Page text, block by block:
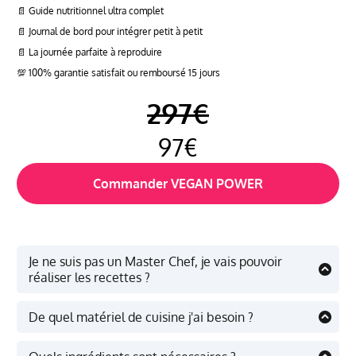
📄 Guide nutritionnel ultra complet
📄 Journal de bord pour intégrer petit à petit
📄 La journée parfaite à reproduire
💯 100% garantie satisfait ou remboursé 15 jours
297€
97€
Commander VEGAN POWER
Je ne suis pas un Master Chef, je vais pouvoir
réaliser les recettes ?
grâce à la méthode du programme sont pensées
pour être les plus simples possibles, tout en étant à
De quel matériel de cuisine j'ai besoin ?
- Une ou deux poêles